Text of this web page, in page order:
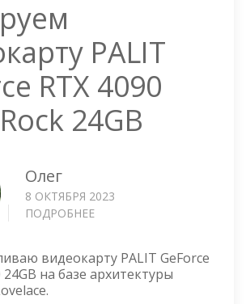
PALIT
RTX 4090
24GB
Олег
8 ОКТЯБРЯ 2023
ПОДРОБНЕЕ
PALIT
GEFORCE
видеокарту PALIT GeForce
24GB на базе архитектуры